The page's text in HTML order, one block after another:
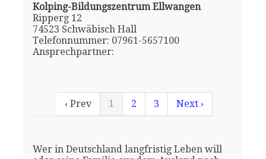
Kolping-Bildungszentrum Ellwangen
Ripperg 12
74523 Schwäbisch Hall
Telefonnummer: 07961-5657100
Ansprechpartner:
‹ Prev 1 2 3 Next ›
Wer in Deutschland langfristig Leben will